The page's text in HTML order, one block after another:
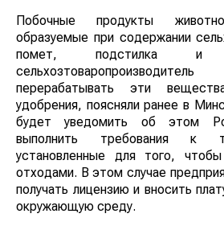
Побочные продукты
образуемые при содержании
помет, подстилка и
перерабатывать эти
удобрения, поясняли ранее в
будет уведомить об этом
выполнить требования к
установленные для того,
отходами. В этом случае
получать лицензию и вносить
окружающую среду.